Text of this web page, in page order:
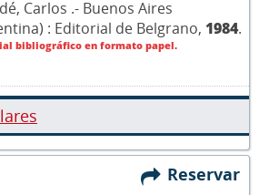
Carlos .- Buenos Aires
: Editorial de Belgrano, 1984.
bibliográfico en formato papel.
Reservar